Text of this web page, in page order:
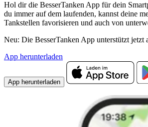
Hol dir die BesserTanken App für dein
du immer auf dem laufenden, kannst deine
Tankstellen favorisieren und auch von
Neu: Die BesserTanken App unterstützt jetzt
App herunterladen
App herunterladen